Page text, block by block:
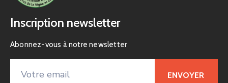
Inscription newsletter
Abonnez-vous à notre newsletter